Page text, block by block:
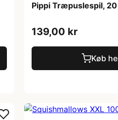
Pippi Træpuslespil,
139,00 kr
Køb